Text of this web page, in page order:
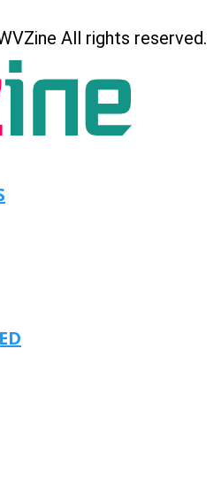
All rights reserved.